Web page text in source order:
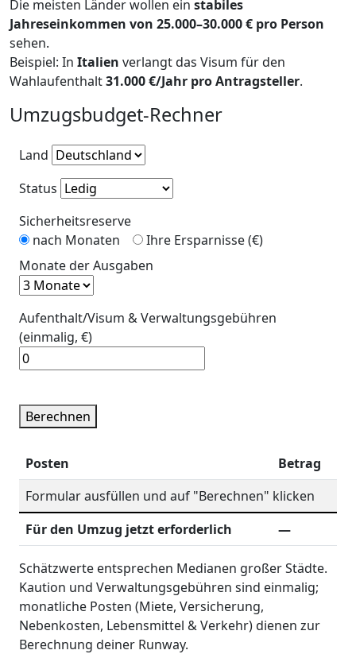
Die meisten Länder wollen ein stabiles
Jahreseinkommen von 25.000–30.000 € pro Person
sehen.
Beispiel: In Italien verlangt das Visum für den
Wahlaufenthalt31.000 €/Jahr pro Antragsteller.
Umzugsbudget-Rechner
Land
Status
Sicherheitsreserve
nach Monaten
Ihre Ersparnisse (€)
Monate der Ausgaben
Aufenthalt/Visum & Verwaltungsgebühren
(einmalig, €)
Berechnen
Posten
Betrag
Formular ausfüllen und auf "Berechnen" klicken
Für den Umzug jetzt erforderlich
—
Schätzwerte entsprechen Medianen großer Städte.
Kaution und Verwaltungsgebühren sind einmalig;
monatliche Posten (Miete, Versicherung,
Nebenkosten, Lebensmittel & Verkehr) dienen zur
Berechnung deiner Runway.